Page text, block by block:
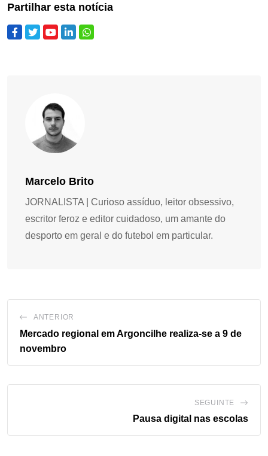
Partilhar esta notícia
Marcelo Brito
JORNALISTA | Curioso assíduo, leitor obsessivo,
escritor feroz e editor cuidadoso, um amante do
desporto em geral e do futebol em particular.
ANTERIOR
Mercado regional em Argoncilhe realiza-se a 9 de
novembro
SEGUINTE
Pausa digital nas escolas